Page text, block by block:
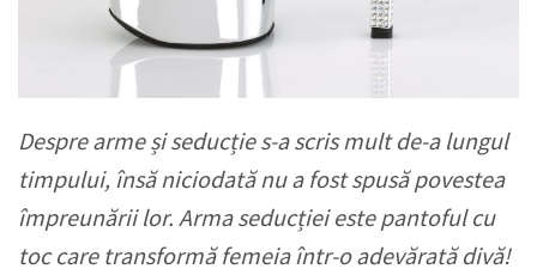
Despre arme și seducție s-a scris mult de-a lungul
timpului, însă niciodată nu a fost spusă povestea
împreunării lor. Arma seducției este pantoful cu
toc care transformă femeia într-o adevărată divă!